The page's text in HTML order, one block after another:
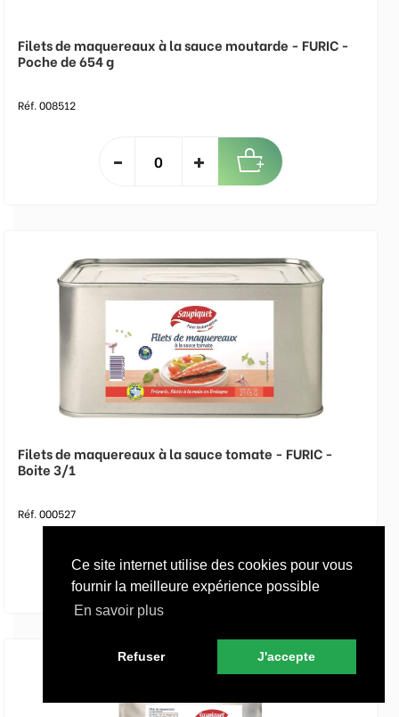
Ce site internet utilise des cookies pour vous
fournir la meilleure expérience possible
En savoir plus
Refuser J'accepte
Filets de maquereaux à la sauce moutarde - FURIC -
Poche de 654 g
Réf. 008512
Filets de maquereaux à la sauce tomate - FURIC -
Boite 3/1
Réf. 000527